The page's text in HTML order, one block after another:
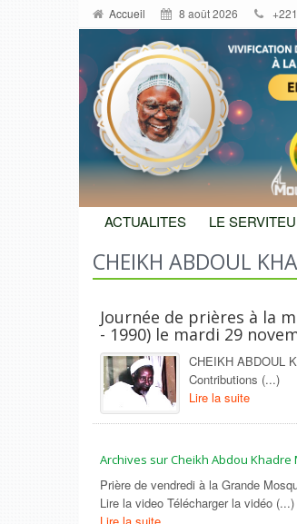
Accueil 8 août 2026
ACTUALITES LE
CHEIKH ABDOUL
Journée de prières à la
- 1990) le mardi 29
CHEIKH ABDOUL
Contributions (...)
Lire la suite
Archives sur Cheikh Abdou Khadre
Prière de vendredi à la Grande
Lire la video Télécharger la vidéo (...)